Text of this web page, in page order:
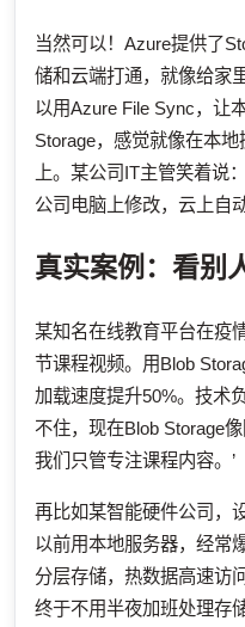
当然可以！Azure提供了
储和云端打通，就像给家
以用Azure File Sync，让
Storage，感觉就像在本
上。某公司IT主管笑着说
公司电脑上修改，云上自
真实案例：看别
某知名在线教育平台在疫
节课程视频。用Blob
加载速度提升50%。技术
不住，现在Blob Storage
我们只管专注课程内容。’
再比如某智能硬件公司，
以前用本地服务器，经常
分层存储，热数据高速访
终于不用半夜加班处理存